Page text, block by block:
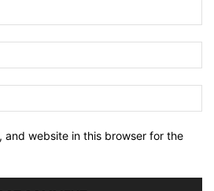
and website in this browser for the